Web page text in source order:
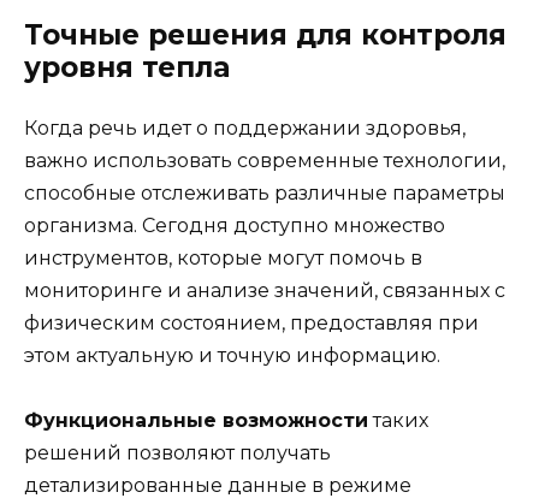
Точные решения для контроля
уровня тепла
Когда речь идет о поддержании здоровья,
важно использовать современные технологии,
способные отслеживать различные параметры
организма. Сегодня доступно множество
инструментов, которые могут помочь в
мониторинге и анализе значений, связанных с
физическим состоянием, предоставляя при
этом актуальную и точную информацию.
Функциональные возможности таких
решений позволяют получать
детализированные данные в режиме